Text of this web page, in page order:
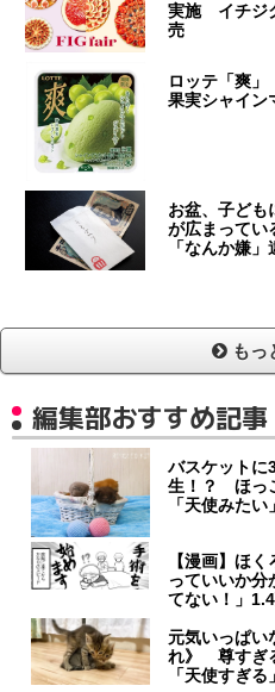
実施 イチジ
売
ロッテ「爽
果実シャイン
お盆、子ども
が広まってい
「なんか嫌
もっ
編集部おすすめ記事
バスケット
生！？ ほっ
「天使みたい」
【漫画】ほ
っていいか
てない！」
元気いっぱ
れ》 尊すぎ
「天使すぎる」